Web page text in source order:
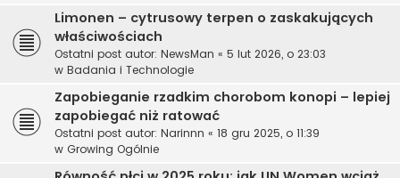
Limonen – cytrusowy terpen o zaskakujących
właściwościach
Ostatni post autor: NewsMan « 5 lut 2026, o 23:03
w Badania i Technologie
Zapobieganie rzadkim chorobom konopi – lepiej
zapobiegać niż ratować
Ostatni post autor: Narinnn « 18 gru 2025, o 11:39
w Growing Ogólnie